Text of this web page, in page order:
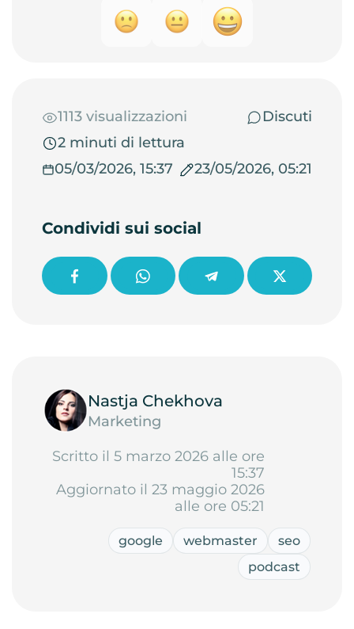
1113 visualizzazioni
Discuti
2 minuti di lettura
05/03/2026, 15:37
23/05/2026, 05:21
Condividi sui social
Nastja Chekhova
Marketing
Scritto il 5 marzo 2026 alle ore
15:37
Aggiornato il 23 maggio 2026
alle ore 05:21
google webmaster
seo
podcast